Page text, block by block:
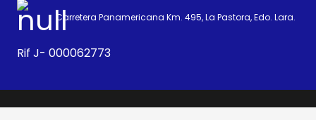
Carretera Panamericana Km. 495, La Pastora, Edo. Lara.
Rif J- 000062773